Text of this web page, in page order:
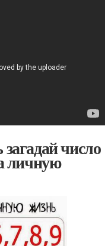
число
личную